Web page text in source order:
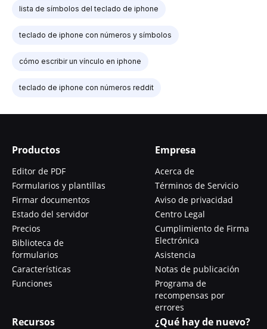
lista de símbolos del teclado de iphone
teclado de iphone con números y símbolos
cómo escribir un vínculo en iphone
teclado de iphone con números reddit
Productos
Editor de PDF
Formularios y plantillas
Firmar documentos
Estado del servidor
Precios
Biblioteca de
formularios
Características
Funciones
Empresa
Acerca de
Términos de Servicio
Aviso de privacidad
Centro Legal
Cumplimiento de Firma
Electrónica
Asistencia
Notas de publicación
Programa de
recompensas por
errores
Recursos ¿Qué hay de nuevo?